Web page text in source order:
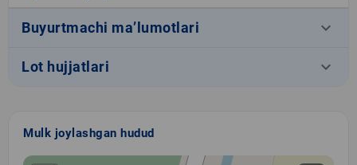
Buyurtmachi ma’lumotlari keyboard_arrow_down
Lot hujjatlari keyboard_arrow_down
Mulk joylashgan hudud